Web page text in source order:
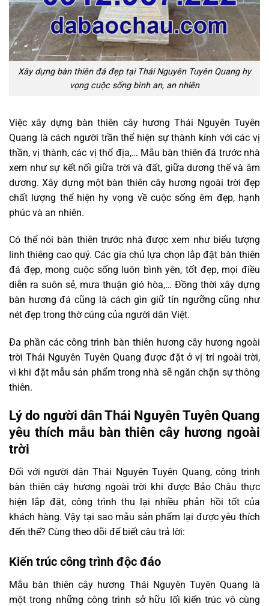
Xây dựng bàn thiên đá đẹp tại Thái Nguyên Tuyên Quang hy
vọng cuộc sống bình an, an nhiên
Việc xây dựng bàn thiên cây hương Thái Nguyên Tuyên
Quang là cách người trần thể hiện sự thành kính với các vị
thần, vị thành, các vị thổ địa,… Mẫu bàn thiên đá trước nhà
xem như sự kết nối giữa trời và đất, giữa dương thế và âm
dương. Xây dựng một bàn thiên cây hương ngoài trời đẹp
chất lượng thể hiện hy vọng về cuộc sống êm đẹp, hạnh
phúc và an nhiên.
Có thể nói bàn thiên trước nhà được xem như biểu tượng
linh thiêng cao quý. Các gia chủ lựa chọn lắp đặt bàn thiên
đá đẹp, mong cuộc sống luôn bình yên, tốt đẹp, mọi điều
diễn ra suôn sẻ, mưa thuận gió hòa,… Đồng thời xây dựng
bàn hương đá cũng là cách gìn giữ tín ngưỡng cũng như
nét đẹp trong thờ cúng của người dân Việt.
Đa phần các công trình bàn thiên hương cây hương ngoài
trời Thái Nguyên Tuyên Quang được đặt ở vị trí ngoài trời,
vì khi đặt mẫu sản phẩm trong nhà sẽ ngăn chặn sự thông
thiên.
Lý do người dân Thái Nguyên Tuyên Quang
yêu thích mẫu bàn thiên cây hương ngoài
trời
Đối với người dân Thái Nguyên Tuyên Quang, công trình
bàn thiên cây hương ngoài trời khi được Bảo Châu thực
hiện lắp đặt, công trình thu lại nhiều phản hồi tốt của
khách hàng. Vậy tại sao mẫu sản phẩm lại được yêu thích
đến thế? Cùng theo dõi để biết câu trả lời:
Kiến trúc công trình độc đáo
Mẫu bàn thiên cây hương Thái Nguyên Tuyên Quang là
một trong những công trình sở hữu lối kiến trúc vô cùng